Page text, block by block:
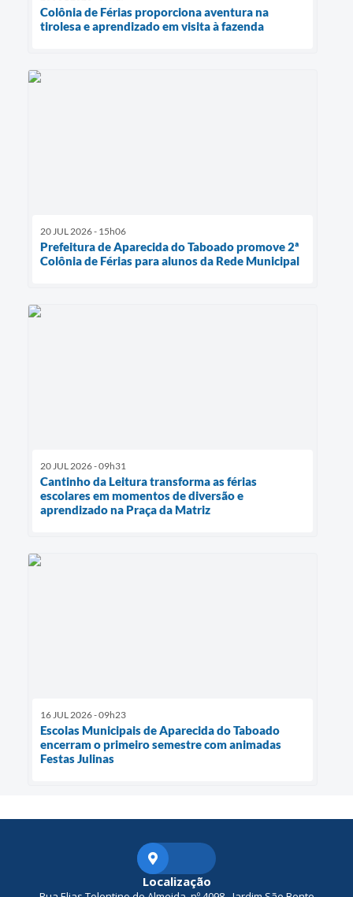
Colônia de Férias proporciona aventura na
tirolesa e aprendizado em visita à fazenda
20 JUL 2026 - 15h06
Prefeitura de Aparecida do Taboado promove 2ª
Colônia de Férias para alunos da Rede Municipal
20 JUL 2026 - 09h31
Cantinho da Leitura transforma as férias
escolares em momentos de diversão e
aprendizado na Praça da Matriz
16 JUL 2026 - 09h23
Escolas Municipais de Aparecida do Taboado
encerram o primeiro semestre com animadas
Festas Julinas
Localização